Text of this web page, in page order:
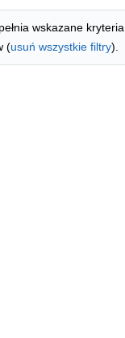
wskazane kryteria.
(usuń wszystkie filtry).